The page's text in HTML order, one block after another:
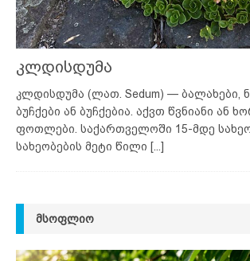
კლდისდუმა
კლდისდუმა (ლათ. Sedum) — ბალახები,
ბუჩქები ან ბუჩქებია. აქვთ წვნიანი ან
ფოთლები. საქართველოში 15-მდე
სახეობების მეტი წილი [...]
ᲛᲡᲝᲤᲚᲘᲝ